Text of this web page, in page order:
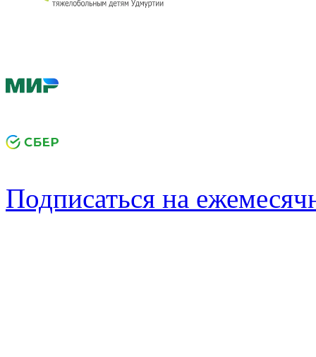
Подписаться на